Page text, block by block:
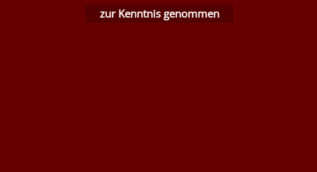
schwer entflammbare
zur Kenntnis genommen